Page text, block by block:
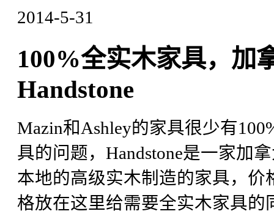
2014-5-31
100%全实木家具，加
Handstone
Mazin和Ashley的家具很少有
具的问题，Handstone是一家加
本地的高级实木制造的家具，
格放在这里给需要全实木家具的